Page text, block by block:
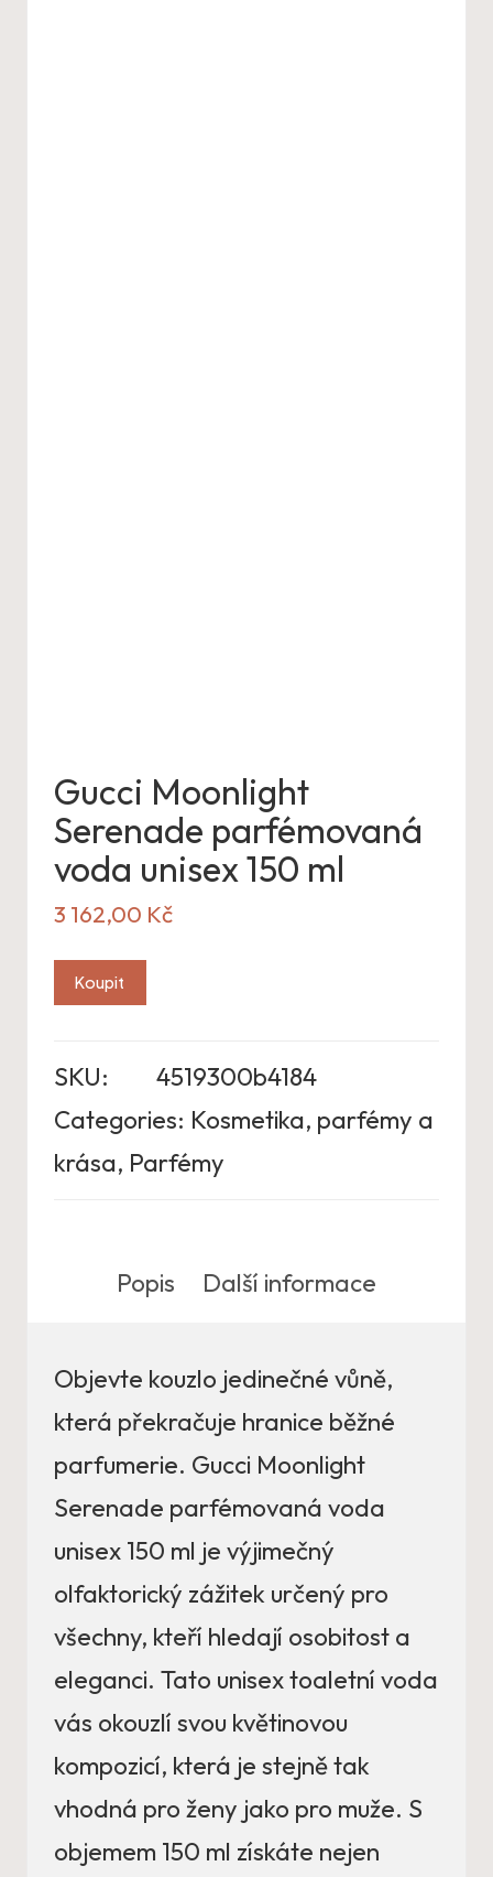
Gucci Moonlight
Serenade parfémovaná
voda unisex 150 ml
3 162,00 Kč
Koupit
SKU:
4519300b4184
Categories: Kosmetika, parfémy a
krása, Parfémy
Popis Další informace
Objevte kouzlo jedinečné vůně,
která překračuje hranice běžné
parfumerie. Gucci Moonlight
Serenade parfémovaná voda
unisex 150 ml je výjimečný
olfaktorický zážitek určený pro
všechny, kteří hledají osobitost a
eleganci. Tato unisex toaletní voda
vás okouzlí svou květinovou
kompozicí, která je stejně tak
vhodná pro ženy jako pro muže. S
objemem 150 ml získáte nejen